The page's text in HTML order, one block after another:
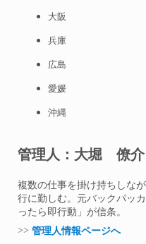
大阪
兵庫
広島
愛媛
沖縄
管理人：大堀 僚介
複数の仕事を掛け持ちしな
行に勤しむ。元バックパッ
ったら即行動」が信条。
>> 管理人情報ページへ